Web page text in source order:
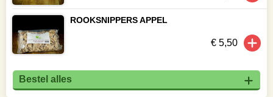
ROOKSNIPPERS APPEL
€ 5,50
Bestel alles